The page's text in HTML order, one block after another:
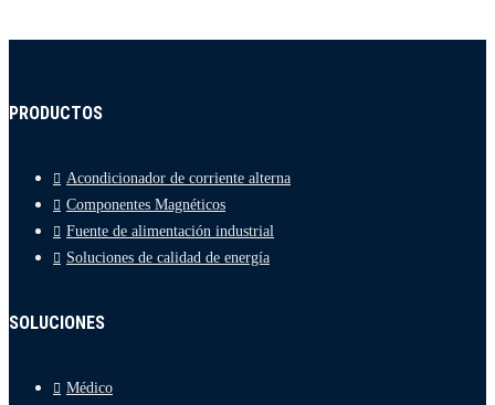
PRODUCTOS
Acondicionador de corriente alterna
Componentes Magnéticos
Fuente de alimentación industrial
Soluciones de calidad de energía
SOLUCIONES
Médico